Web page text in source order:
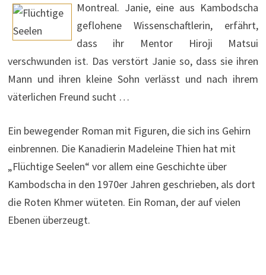
Montreal. Janie, eine aus Kambodscha
geflohene Wissenschaftlerin, erfährt,
dass ihr Mentor Hiroji Matsui
verschwunden ist. Das verstört Janie so, dass sie ihren
Mann und ihren kleine Sohn verlässt und nach ihrem
väterlichen Freund sucht …
Ein bewegender Roman mit Figuren, die sich ins Gehirn
einbrennen. Die Kanadierin Madeleine Thien hat mit
„Flüchtige Seelen“ vor allem eine Geschichte über
Kambodscha in den 1970er Jahren geschrieben, als dort
die Roten Khmer wüteten. Ein Roman, der auf vielen
Ebenen überzeugt.